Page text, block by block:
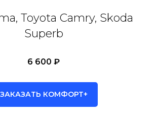
Toyota Camry, Skoda
Superb
6 600 ₽
ЗАКАЗАТЬ КОМФОРТ+